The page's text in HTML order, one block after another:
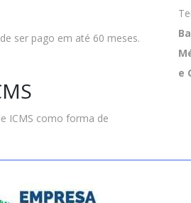
ser pago em até 60 meses.
ICMS como forma de
e